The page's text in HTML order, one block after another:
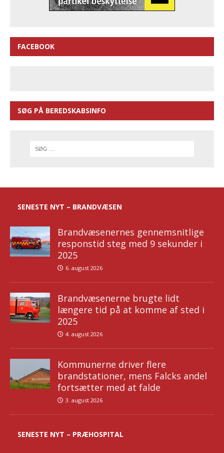
FACEBOOK
SØG PÅ BEREDSKABSINFO
SENESTE NYT – BRANDVÆSEN
Brandvæsenernes gennemsnitlige
responstid steg med 9 sekunder i
2025
6. august 2026
Brandvæsenerne brugte lidt
længere tid på at komme af sted i
2025
4. august 2026
Kommunerne driver flere
brandstationer, mens Falcks andel
fortsætter med at falde
3. august 2026
SENESTE NYT – PRÆHOSPITAL